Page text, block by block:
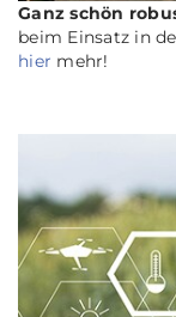
Ganz schön
beim Einsatz in
hier mehr!